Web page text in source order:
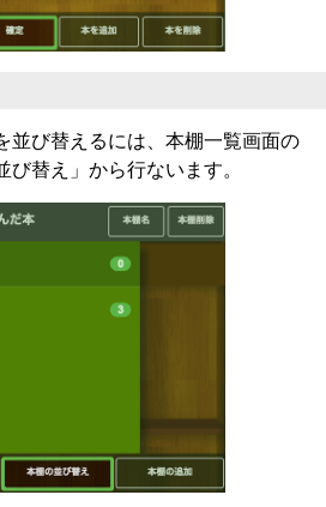
並び替えるには、本棚一覧画面の
替え」から行ないます。